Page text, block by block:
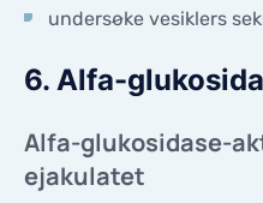
undersøke vesiklers
6. Alfa-
Alfa-glukosidase-
ejakulatet